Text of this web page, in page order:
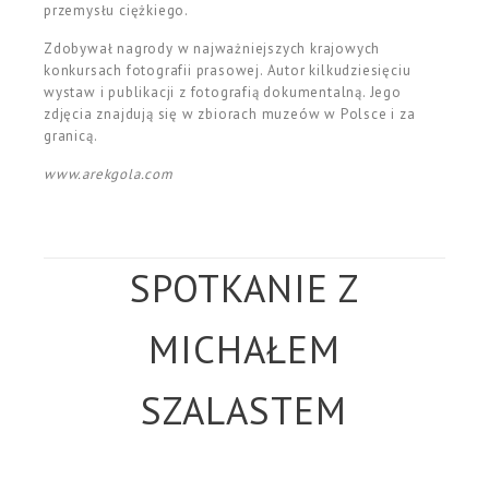
przemysłu ciężkiego.
Zdobywał nagrody w najważniejszych krajowych
konkursach fotografii prasowej. Autor kilkudziesięciu
wystaw i publikacji z fotografią dokumentalną. Jego
zdjęcia znajdują się w zbiorach muzeów w Polsce i za
granicą.
www.arekgola.com
SPOTKANIE Z
MICHAŁEM
SZALASTEM